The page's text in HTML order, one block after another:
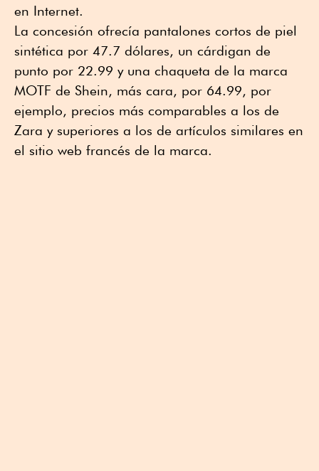
en Internet.
La concesión ofrecía pantalones cortos de piel
sintética por 47.7 dólares, un cárdigan de
punto por 22.99 y una chaqueta de la marca
MOTF de Shein, más cara, por 64.99, por
ejemplo, precios más comparables a los de
Zara y superiores a los de artículos similares en
el sitio web francés de la marca.